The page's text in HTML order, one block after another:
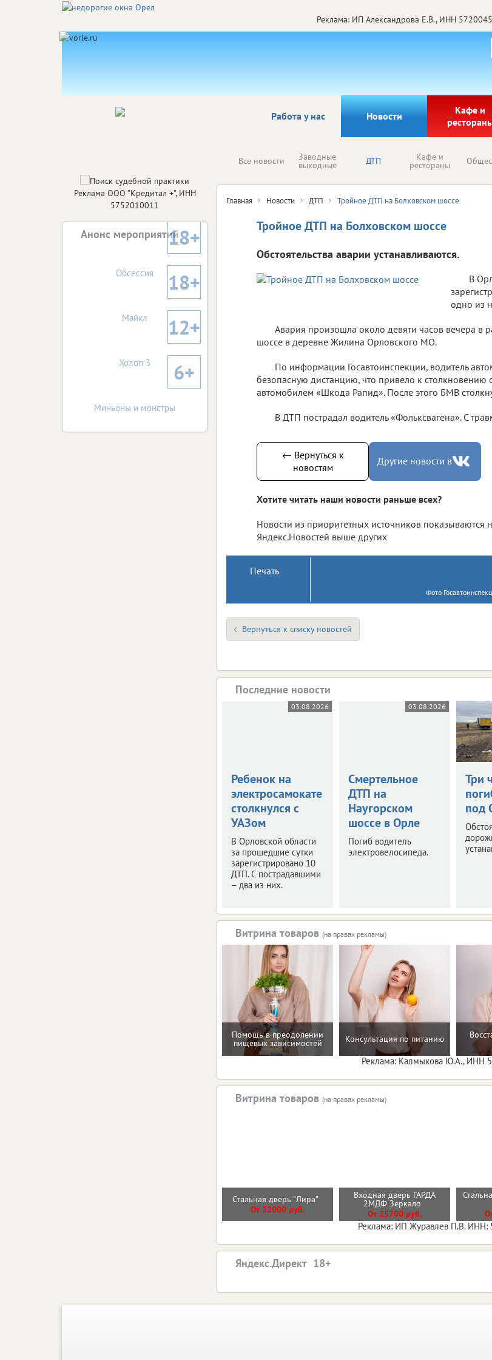
Реклама: ИП Александрова Е.В., ИНН
Работа у нас Новости
Кафе и
Все новости Заводные
выходные ДТП Кафе и
рестораны
Главная Новости ДТП Тройное ДТП на Болховском шоссе
Тройное ДТП на Болховском шоссе
Обстоятельства аварии устанавливаются.
В
одно из
Авария произошла около девяти часов вечера
шоссе в деревне Жилина Орловского МО.
По информации Госавтоинспекции, водитель
безопасную дистанцию, что привело к столкновению
автомобилем «Шкода Рапид». После этого БМВ
В ДТП пострадал водитель «Фольксвагена». С
← Вернуться к
новостям
Другие новости в
Хотите читать наши новости раньше всех?
Новости из приоритетных источников показываются
Яндекс.Новостей выше других
Печать
Фото
Вернуться к списку новостей
Последние новости
03.08.2026
Ребенок на
электросамокате
столкнулся с
УАЗом
В Орловской области
за прошедшие сутки
зарегистрировано 10
ДТП. С пострадавшими
– два из них.
03.08.2026
Смертельное
ДТП на
Наугорском
шоссе в Орле
Погиб водитель
электровелосипеда.
Три
под
Витрина товаров (на правах рекламы)
Помощь в преодолении
пищевых зависимостей Консультация по питанию
Реклама: Калмыкова Ю.А., ИНН
Витрина товаров (на правах рекламы)
Стальная дверь "Лира"
От 32000 руб.
Входная дверь ГАРДА
2МДФ Зеркало
От 25700 руб.
Реклама: ИП Журавлев П.В. ИНН:
Яндекс.Директ
Реклама ООО "Кредитал +", ИНН
5752010011
Анонс мероприятий18+
Обсессия 18+
Майкл 12+
Холоп 3 6+
Миньоны и монстры